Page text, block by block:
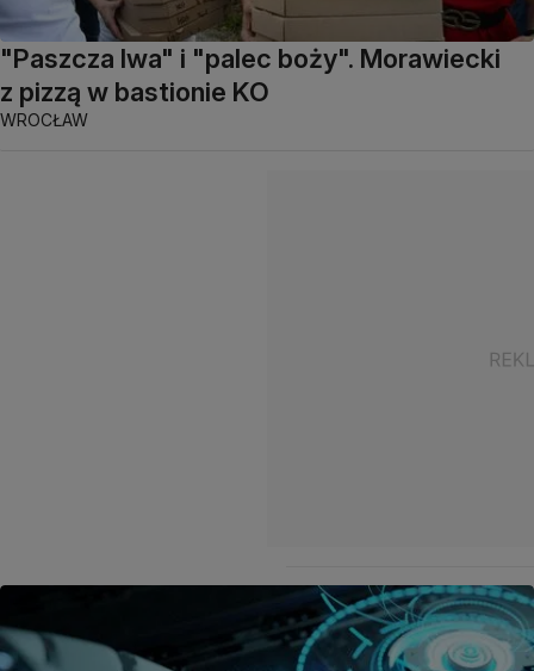
"Paszcza lwa" i "palec boży". Morawiecki
z pizzą w bastionie KO
WROCŁAW